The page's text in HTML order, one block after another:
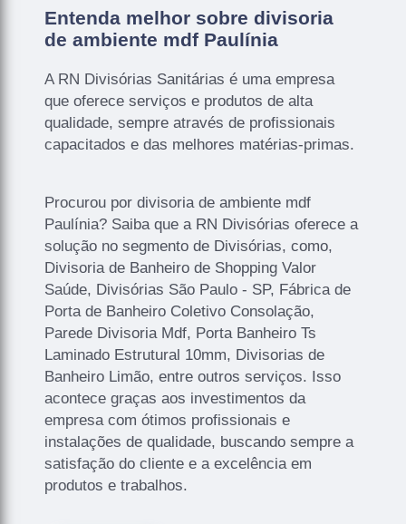
Entenda melhor sobre divisoria
de ambiente mdf Paulínia
A RN Divisórias Sanitárias é uma empresa
que oferece serviços e produtos de alta
qualidade, sempre através de profissionais
capacitados e das melhores matérias-primas.
Procurou por divisoria de ambiente mdf
Paulínia? Saiba que a RN Divisórias oferece a
solução no segmento de Divisórias, como,
Divisoria de Banheiro de Shopping Valor
Saúde, Divisórias São Paulo - SP, Fábrica de
Porta de Banheiro Coletivo Consolação,
Parede Divisoria Mdf, Porta Banheiro Ts
Laminado Estrutural 10mm, Divisorias de
Banheiro Limão, entre outros serviços. Isso
acontece graças aos investimentos da
empresa com ótimos profissionais e
instalações de qualidade, buscando sempre a
satisfação do cliente e a excelência em
produtos e trabalhos.